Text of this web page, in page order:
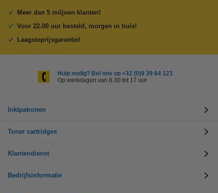
Meer dan 5 miljoen klanten!
Voor 22.00 uur besteld, morgen in huis!
Laagsteprijsgarantie!
Hulp nodig? Bel ons op +32 (0)9 39 64 123
Op werkdagen van 8.30 tot 17 uur
Inktpatronen
Toner cartridges
Klantendienst
Bedrijfsinformatie